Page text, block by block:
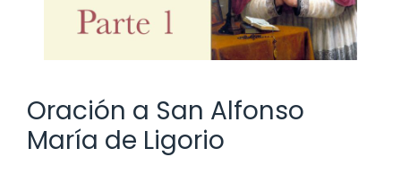
Oración a San Alfonso
María de Ligorio